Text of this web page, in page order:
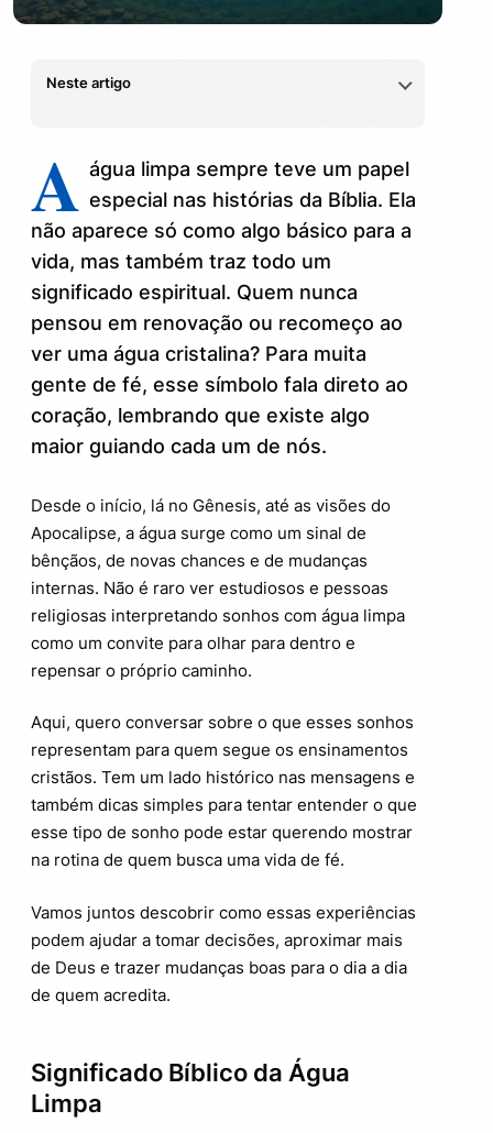
Neste artigo
2. Água Limpa como Símbolo de Renovação Espiritual
3. Interpretações dos Sonhos com Água Limpa
4. Impactos do Sonhar com Água Limpa na Vida Espiritual
5. Sonhar com água limpa segundo a bíblia:
interpretações e sinais
A água limpa sempre teve um papel
especial nas histórias da Bíblia. Ela
não aparece só como algo básico para a
vida, mas também traz todo um
significado espiritual. Quem nunca
pensou em renovação ou recomeço ao
ver uma água cristalina? Para muita
gente de fé, esse símbolo fala direto ao
coração, lembrando que existe algo
maior guiando cada um de nós.
Desde o início, lá no Gênesis, até as visões do
Apocalipse, a água surge como um sinal de
bênçãos, de novas chances e de mudanças
internas. Não é raro ver estudiosos e pessoas
religiosas interpretando sonhos com água limpa
como um convite para olhar para dentro e
repensar o próprio caminho.
Aqui, quero conversar sobre o que esses sonhos
representam para quem segue os ensinamentos
cristãos. Tem um lado histórico nas mensagens e
também dicas simples para tentar entender o que
esse tipo de sonho pode estar querendo mostrar
na rotina de quem busca uma vida de fé.
Vamos juntos descobrir como essas experiências
podem ajudar a tomar decisões, aproximar mais
de Deus e trazer mudanças boas para o dia a dia
de quem acredita.
Significado Bíblico da Água
Limpa